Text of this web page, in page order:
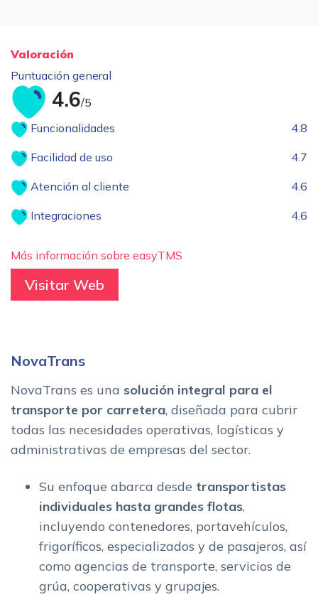
Valoración
Puntuación general
4.6/5
Funcionalidades
4.8
Facilidad de uso 4.7
Atención al cliente 4.6
Integraciones 4.6
Más información sobre easyTMS
Visitar Web
NovaTrans
NovaTrans es una solución integral para el
transporte por carretera, diseñada para cubrir
todas las necesidades operativas, logísticas y
administrativas de empresas del sector.
Su enfoque abarca desde transportistas
individuales hasta grandes flotas,
incluyendo contenedores, portavehículos,
frigoríficos, especializados y de pasajeros, así
como agencias de transporte, servicios de
grúa, cooperativas y grupajes.